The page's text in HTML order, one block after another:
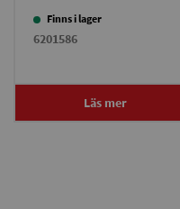
Finns i lager
6201586
Läs mer